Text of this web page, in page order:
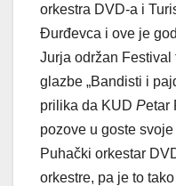
orkestra DVD-a i
Đurđevca i ove je
Jurja održan
glazbe „Bandisti i
prilika da KUD Petar
pozove u goste
Puhački orkestar
orkestre, pa je to